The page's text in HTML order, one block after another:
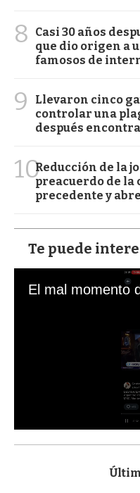
8
Casi 30 años
que dio origen a
famosos de
9
Llevaron cinco
controlar una
después
10Reducción de la
preacuerdo de
precedente y
Te puede
s